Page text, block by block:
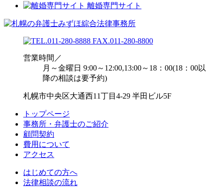
離婚専門サイト
営業時間／
月～金曜日 9:00～12:00,13:00～18：00(18：00以
降の相談は要予約)
札幌市中央区大通西11丁目4-29 半田ビル5F
トップページ
事務所・弁護士のご紹介
顧問契約
費用について
アクセス
はじめての方へ
法律相談の流れ